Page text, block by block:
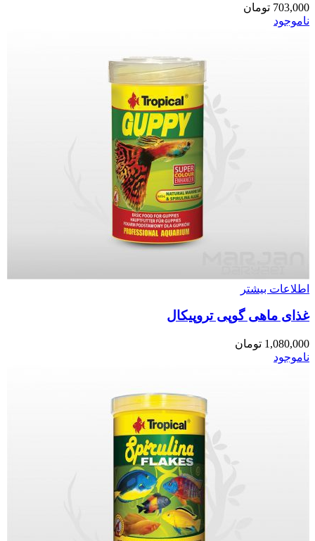
703,000 تومان
ناموجود
اطلاعات بیشتر
غذای ماهی گوپی تروپیکال
1,080,000 تومان
ناموجود